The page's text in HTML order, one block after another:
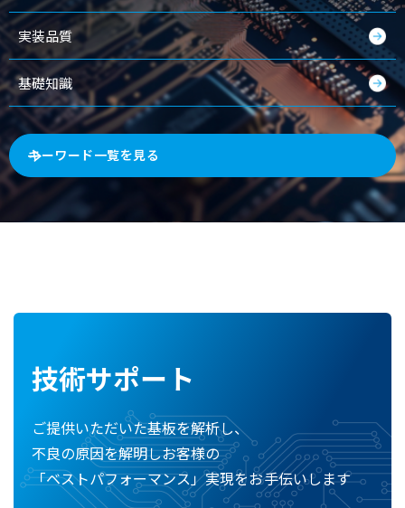
実装品質
基礎知識
キーワード一覧を見る
技術サポート
ご提供いただいた基板を解析し、
不良の原因を解明しお客様の
「ベストパフォーマンス」実現をお手伝いします